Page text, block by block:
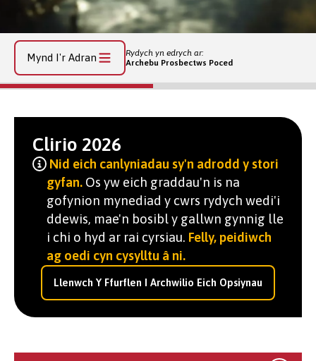
Mynd I'r Adran
Rydych yn edrych ar:
Archebu Prosbectws Poced
Clirio 2026
Nid eich canlyniadau sy'n adrodd y stori
gyfan. Os yw eich graddau'n is na
gofynion mynediad y cwrs rydych wedi'i
ddewis, mae'n bosibl y gallwn gynnig lle
i chi o hyd ar rai cyrsiau. Felly, peidiwch
ag oedi cyn cysylltu â ni.
Llenwch Y Ffurflen I Archwilio Eich Opsiynau